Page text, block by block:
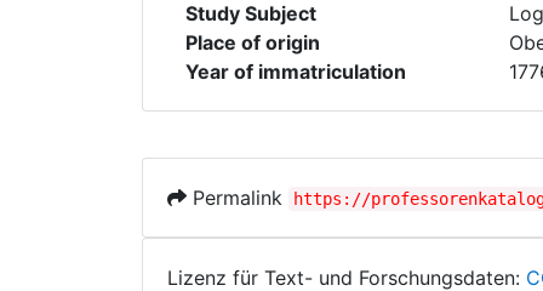
Study Subject
Place of origin
Year of immatriculation
Permalink https://
Lizenz für Text- und Forschungsdaten: